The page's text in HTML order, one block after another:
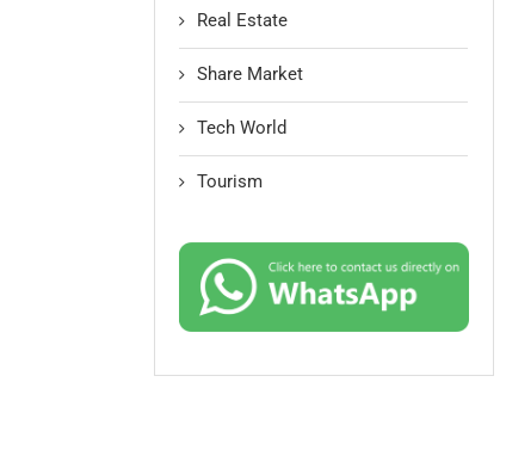
Real Estate
Share Market
Tech World
Tourism